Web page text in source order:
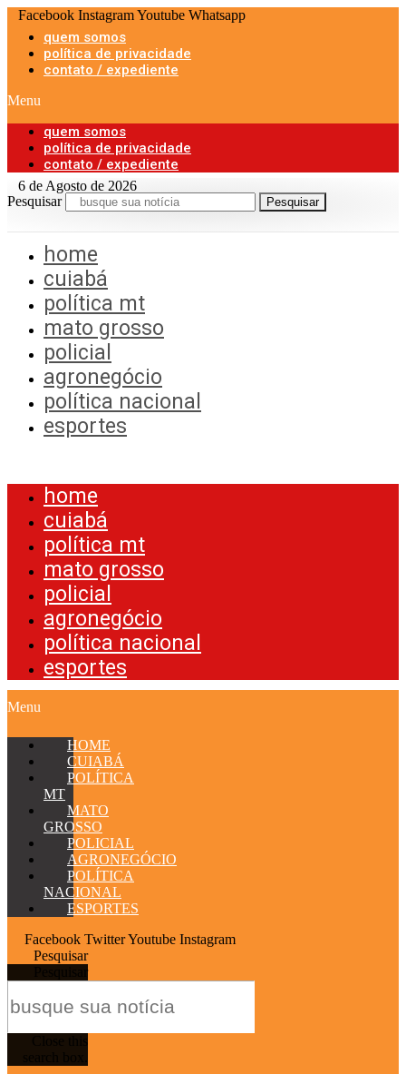
conteúdo
Facebook InstagramYoutube Whatsapp
quem somos
política de privacidade
contato / expediente
Menu
quem somos
política de privacidade
contato / expediente
6 de Agosto de 2026
Pesquisar
Pesquisar
home
cuiabá
política mt
mato grosso
policial
agronegócio
política nacional
esportes
home
cuiabá
política mt
mato grosso
policial
agronegócio
política nacional
esportes
Menu
HOME
CUIABÁ
POLÍTICA
MT
MATO
GROSSO
POLICIAL
AGRONEGÓCIO
POLÍTICA
NACIONAL
ESPORTES
Facebook TwitterYoutube Instagram
Pesquisar
Pesquisar